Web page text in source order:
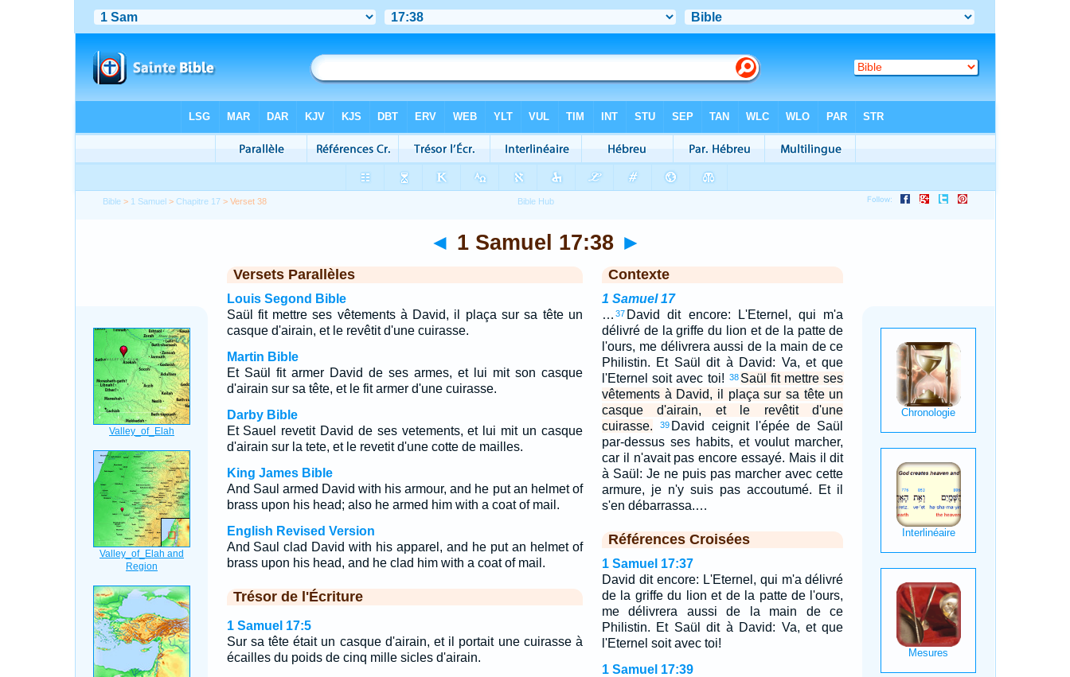
Bible > 1 Samuel >Chapitre 17 > Verset 38
◄ 1 Samuel 17:38 ►
Versets Parallèles
Louis Segond Bible
Saül fit mettre ses vêtements à David, il plaça sur sa tête un
casque d'airain, et le revêtit d'une cuirasse.
Martin Bible
Et Saül fit armer David de ses armes, et lui mit son casque
d'airain sur sa tête, et le fit armer d'une cuirasse.
Darby Bible
Et Sauel revetit David de ses vetements, et lui mit un casque
d'airain sur la tete, et le revetit d'une cotte de mailles.
King James Bible
And Saul armed David with his armour, and he put an helmet of
brass upon his head; also he armed him with a coat of mail.
English Revised Version
And Saul clad David with his apparel, and he put an helmet of
brass upon his head, and he clad him with a coat of mail.
Trésor de l'Écriture
1 Samuel 17:5
Sur sa tête était un casque d'airain, et il portait une cuirasse à
écailles du poids de cinq mille sicles d'airain.
Contexte
1 Samuel 17
… 37 David dit encore: L'Eternel, qui m'a
délivré de la griffe du lion et de la patte de
l'ours, me délivrera aussi de la main de ce
Philistin. Et Saül dit à David: Va, et que
l'Eternel soit avec toi! 38 Saül fit mettre ses
vêtements à David, il plaça sur sa tête un
casque d'airain, et le revêtit d'une
cuirasse.
39 David ceignit l'épée de Saül
par-dessus ses habits, et voulut marcher,
car il n'avait pas encore essayé. Mais il dit
à Saül: Je ne puis pas marcher avec cette
armure, je n'y suis pas accoutumé. Et il
s'en débarrassa.…
Références Croisées
1 Samuel 17:37
David dit encore: L'Eternel, qui m'a délivré
de la griffe du lion et de la patte de l'ours,
me délivrera aussi de la main de ce
Philistin. Et Saül dit à David: Va, et que
l'Eternel soit avec toi!
1 Samuel 17:39